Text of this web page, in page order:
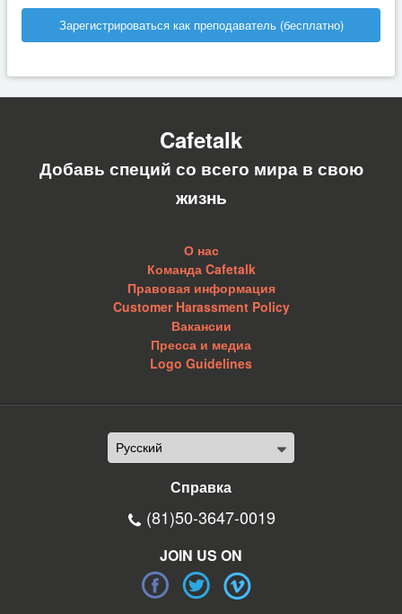
Зарегистрироваться как преподаватель (бесплатно)
Cafetalk
Добавь специй со всего мира в свою
жизнь
О нас
Команда Cafetalk
Правовая информация
Customer Harassment Policy
Вакансии
Пресса и медиа
Logo Guidelines
Справка
(81)50-3647-0019
JOIN US ON